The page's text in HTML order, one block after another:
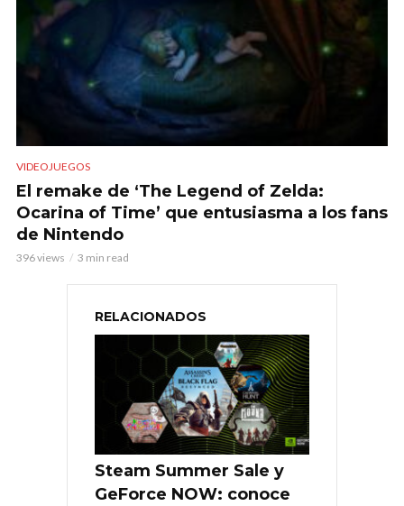
VIDEOJUEGOS
El remake de ‘The Legend of Zelda:
Ocarina of Time’ que entusiasma a los fans
de Nintendo
396 views 3 min read
RELACIONADOS
Steam Summer Sale y
GeForce NOW: conoce